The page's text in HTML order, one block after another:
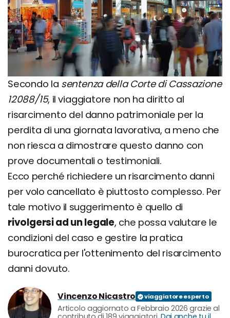
Secondo la sentenza della Corte di Cassazione
12088/15, il viaggiatore non ha diritto al
risarcimento del danno patrimoniale per la
perdita di una giornata lavorativa, a meno che
non riesca a dimostrare questo danno con
prove documentali o testimoniali.
Ecco perché richiedere un risarcimento danni
per volo cancellato è piuttosto complesso. Per
tale motivo il suggerimento è quello di
rivolgersi ad un legale, che possa valutare le
condizioni del caso e gestire la pratica
burocratica per l'ottenimento del risarcimento
danni dovuto.
Vincenzo Nicastro
Articolo aggiornato a Febbraio 2026 grazie al